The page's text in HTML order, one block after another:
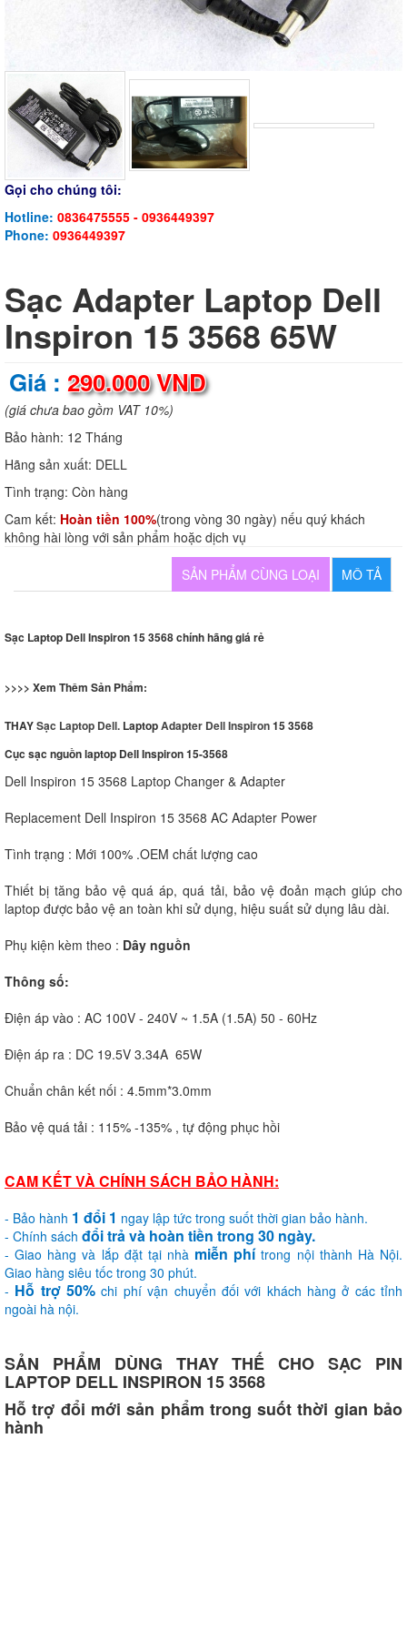
Gọi cho chúng tôi:
Hotline: 0836475555 - 0936449397
Phone: 0936449397
Sạc Adapter Laptop Dell
Inspiron 15 3568 65W
Giá : 290.000 VND
(giá chưa bao gồm VAT 10%)
Bảo hành: 12 Tháng
Hãng sản xuất: DELL
Tình trạng: Còn hàng
Cam kết: Hoàn tiền 100%(trong vòng 30 ngày) nếu quý khách
không hài lòng với sản phẩm hoặc dịch vụ
MÔ TẢ
SẢN PHẨM CÙNG LOẠI
Sạc Laptop Dell Inspiron 15 3568 chính hãng giá rẻ
>>>> Xem Thêm Sản Phẩm:
THAYSạc Laptop Dell. LaptopAdapter Dell Inspiron15 3568
Cục sạc nguồn laptop Dell Inspiron 15-3568
Dell Inspiron 15 3568 Laptop Changer & Adapter
Replacement Dell Inspiron 15 3568 AC Adapter Power
Tình trạng : Mới 100% .OEM chất lượng cao
Thiết bị tăng bảo vệ quá áp, quá tải, bảo vệ đoản mạch giúp cho
laptop được bảo vệ an toàn khi sử dụng, hiệu suất sử dụng lâu dài.
Phụ kiện kèm theo : Dây nguồn
Thông số:
Điện áp vào : AC 100V - 240V ~ 1.5A (1.5A) 50 - 60Hz
Điện áp ra : DC 19.5V 3.34A 65W
Chuẩn chân kết nối : 4.5mm*3.0mm
Bảo vệ quá tải : 115% -135% , tự động phục hồi
CAM KẾT VÀ CHÍNH SÁCH BẢO HÀNH:
- Bảo hành 1 đổi 1 ngay lập tức trong suốt thời gian bảo hành.
- Chính sách đổi trả và hoàn tiền trong 30 ngày.
- Giao hàng và lắp đặt tại nhà miễn phítrong nội thành Hà Nội.
Giao hàng siêu tốc trong 30 phút.
- Hỗ trợ 50% chi phí vận chuyển đối với khách hàng ở các tỉnh
ngoài hà nội.
SẢN PHẨM DÙNG THAY THẾ CHO SẠC PIN
LAPTOP DELL INSPIRON 15 3568
Hỗ trợ đổi mới sản phẩm trong suốt thời gian bảo
hành